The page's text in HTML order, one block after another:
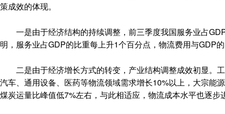
策成效的体现。
一是由于经济结构的持续调整，前三季度我国服务业占
明，服务业占GDP的比重每上升1个百分点，物流费用与GDP
二是由于经济增长方式的转变，产业结构调整成效初显。
汽车、通用设备、医药等物流领域需求增长10%以上，大宗能
煤炭运量比峰值低7%左右，与此相适应，物流成本水平也逐步